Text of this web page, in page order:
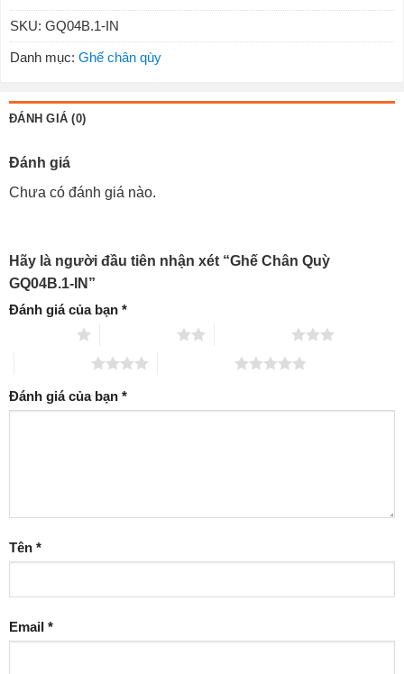
SKU: GQ04B.1-IN
Danh mục: Ghế chân qùy
ĐÁNH GIÁ (0)
Đánh giá
Chưa có đánh giá nào.
Hãy là người đầu tiên nhận xét “Ghế Chân Quỳ
GQ04B.1-IN”
Đánh giá của bạn *
Đánh giá của bạn *
Tên *
Email *